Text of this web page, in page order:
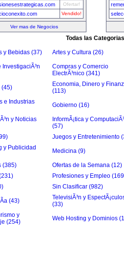
Ofertar!
Vendido!
Ver mas de Negocios
Todas las Categorias
y Bebidas (37) Artes y Cultura (26)
InvestigaciÃ³n
Compras y Comercio
ElectrÃ³nico (341)
(45)
Economia, Dinero y
(113)
e Industrias
Gobierno (16)
y Noticias
InformÃ¡tica y
(57)
Juegos y Entretenimiento
y Publicidad
Medicina (9)
(385)
Ofertas de la Semana (12)
Profesiones y Empleo
Sin Clasificar (982)
(43)
TelevisiÃ³n y
(33)
y
(254)
Web Hosting y Dominios